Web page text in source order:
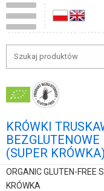
KRÓWKI
(SUPER KRÓWKA)
ORGANIC GLUTEN-FREE
KRÓWKA